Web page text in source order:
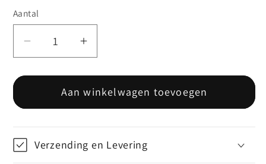
Aantal
Aantal
verlagen
voor
Scabiosa
Spray
bloem)
-
Aantal
verhogen
voor
Scabiosa
Spray
bloem)
-
Aan winkelwagen toevoegen
Verzending en Levering